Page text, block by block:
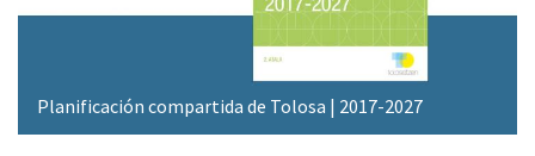
Planificación compartida de Tolosa | 2017-2027